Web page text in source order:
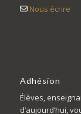
Nous écrire
Adhésion
Élèves,
d’aujourd’hui,